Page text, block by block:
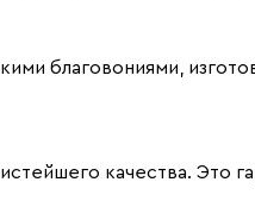
благовониями,
качества. Это